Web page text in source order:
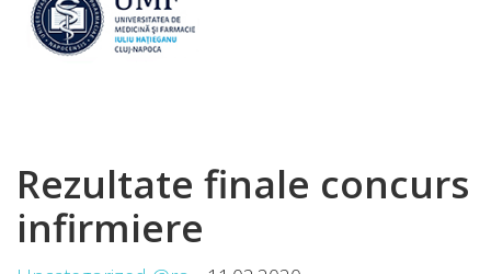
Rezultate finale concurs
infirmiere